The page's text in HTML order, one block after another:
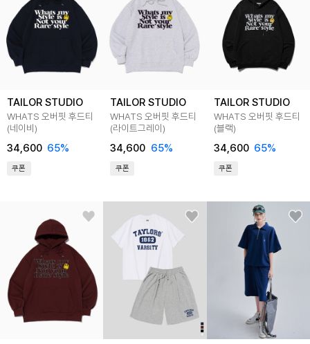
TAILOR STUDIO
WHATS 오버핏 후드티
(네이비)
34,600 65%
쿠폰
TAILOR STUDIO
WHATS 오버핏 후드티
(라이트그레이)
34,600 65%
쿠폰
TAILOR STUDIO
WHATS 오버핏 후드티
(블랙)
34,600 65%
쿠폰